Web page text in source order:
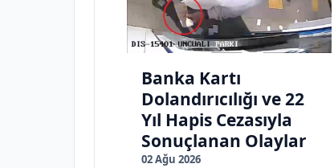
Banka Kartı
Dolandırıcılığı ve 22
Yıl Hapis Cezasıyla
Sonuçlanan Olaylar
02 Ağu 2026